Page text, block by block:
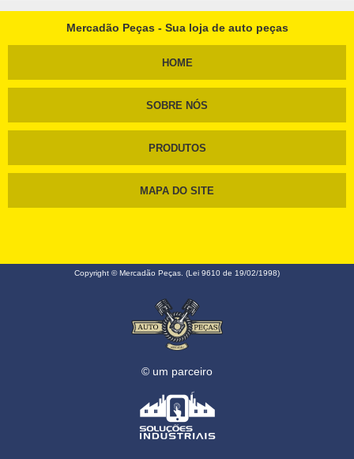
Mercadão Peças - Sua loja de auto peças
HOME
SOBRE NÓS
PRODUTOS
MAPA DO SITE
Copyright © Mercadão Peças. (Lei 9610 de 19/02/1998)
© um parceiro